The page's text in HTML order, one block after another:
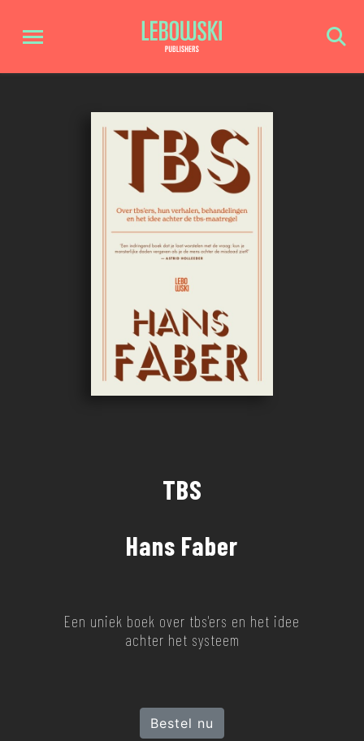
TBS
Hans Faber
Een uniek boek over tbs'ers en het idee
achter het systeem
Bestel nu